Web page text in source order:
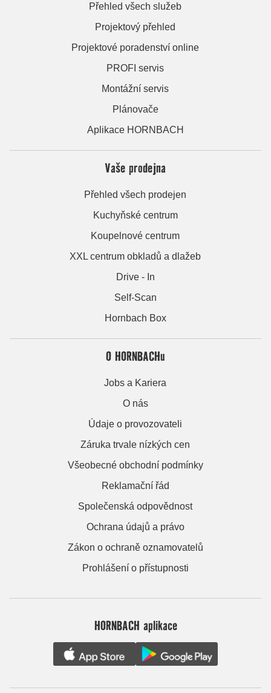
Přehled všech služeb
Projektový přehled
Projektové poradenství online
PROFI servis
Montážní servis
Plánovače
Aplikace HORNBACH
Vaše prodejna
Přehled všech prodejen
Kuchyňské centrum
Koupelnové centrum
XXL centrum obkladů a dlažeb
Drive - In
Self-Scan
Hornbach Box
O HORNBACHu
Jobs a Kariera
O nás
Údaje o provozovateli
Záruka trvale nízkých cen
Všeobecné obchodní podmínky
Reklamační řád
Společenská odpovědnost
Ochrana údajů a právo
Zákon o ochraně oznamovatelů
Prohlášení o přístupnosti
HORNBACH aplikace